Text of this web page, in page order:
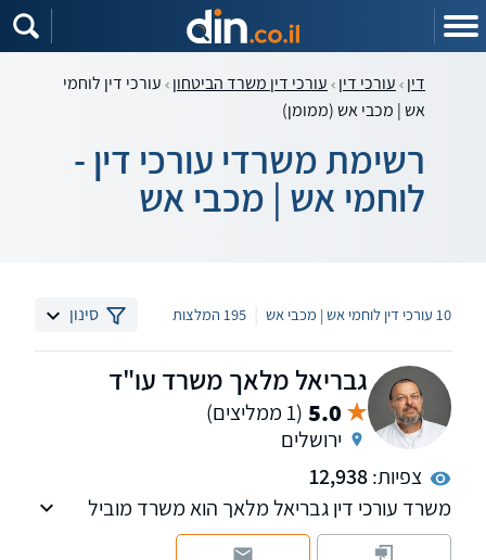
דין עורכי דין עורכי דין משרד הביטחון עורכי דין לוחמי
אש | מכבי אש (ממומן)
רשימת משרדי עורכי דין -
לוחמי אש | מכבי אש
10 עורכי דין לוחמי אש | מכבי אש 195 המלצות סינון
גבריאל מלאך משרד עו"ד
5.0 (1 ממליצים)
ירושלים
צפיות:12,938
משרד עורכי דין גבריאל מלאך הוא משרד מוביל
בעל ניסיון של למעלה מ-25 בתחום נזקי הגוף.